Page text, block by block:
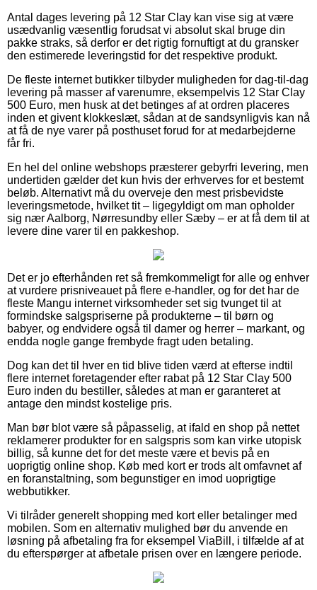
Antal dages levering på 12 Star Clay kan vise sig at være
usædvanlig væsentlig forudsat vi absolut skal bruge din
pakke straks, så derfor er det rigtig fornuftigt at du gransker
den estimerede leveringstid for det respektive produkt.
De fleste internet butikker tilbyder muligheden for dag-til-dag
levering på masser af varenumre, eksempelvis 12 Star Clay
500 Euro, men husk at det betinges af at ordren placeres
inden et givent klokkeslæt, sådan at de sandsynligvis kan nå
at få de nye varer på posthuset forud for at medarbejderne
får fri.
En hel del online webshops præsterer gebyrfri levering, men
undertiden gælder det kun hvis der erhverves for et bestemt
beløb. Alternativt må du overveje den mest prisbevidste
leveringsmetode, hvilket tit – ligegyldigt om man opholder
sig nær Aalborg, Nørresundby eller Sæby – er at få dem til at
levere dine varer til en pakkeshop.
Det er jo efterhånden ret så fremkommeligt for alle og enhver
at vurdere prisniveauet på flere e-handler, og for det har de
fleste Mangu internet virksomheder set sig tvunget til at
formindske salgspriserne på produkterne – til børn og
babyer, og endvidere også til damer og herrer – markant, og
endda nogle gange frembyde fragt uden betaling.
Dog kan det til hver en tid blive tiden værd at efterse indtil
flere internet foretagender efter rabat på 12 Star Clay 500
Euro inden du bestiller, således at man er garanteret at
antage den mindst kostelige pris.
Man bør blot være så påpasselig, at ifald en shop på nettet
reklamerer produkter for en salgspris som kan virke utopisk
billig, så kunne det for det meste være et bevis på en
uoprigtig online shop. Køb med kort er trods alt omfavnet af
en foranstaltning, som begunstiger en imod uoprigtige
webbutikker.
Vi tilråder generelt shopping med kort eller betalinger med
mobilen. Som en alternativ mulighed bør du anvende en
løsning på afbetaling fra for eksempel ViaBill, i tilfælde af at
du efterspørger at afbetale prisen over en længere periode.